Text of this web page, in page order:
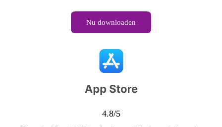
Nu downloaden
4.8/5